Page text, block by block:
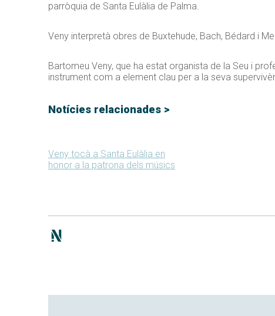
parròquia de Santa Eulàlia de Palma.
Veny interpretà obres de Buxtehude, Bach, Bédard i
Bartomeu Veny, que ha estat organista de la Seu i
instrument com a element clau per a la seva
Notícies relacionades >
Veny tocà a Santa Eulàlia en
honor a la patrona dels músics